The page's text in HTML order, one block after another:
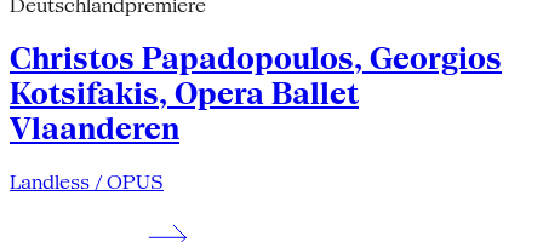
Deutschlandpremiere
Christos Papadopoulos, Georgios
Kotsifakis, Opera Ballet
Vlaanderen
Landless / OPUS